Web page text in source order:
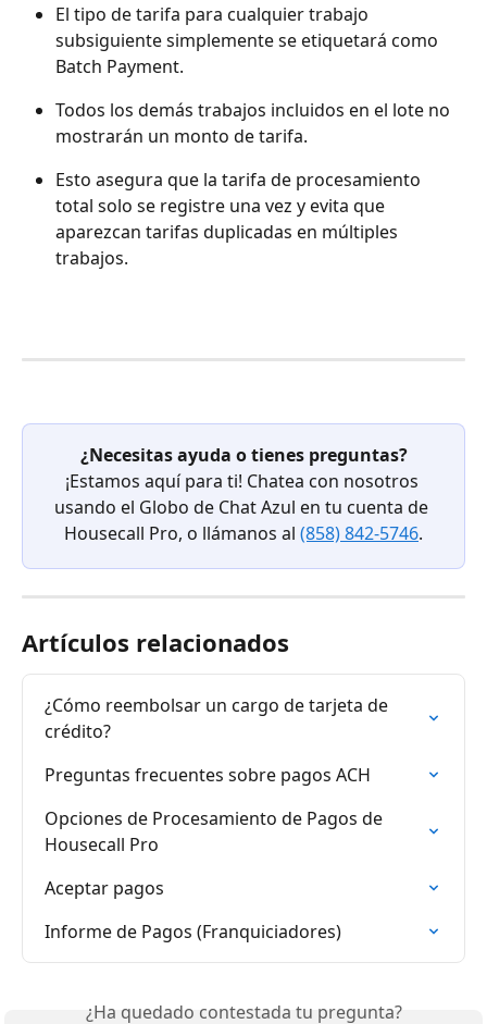
El tipo de tarifa para cualquier trabajo
subsiguiente simplemente se etiquetará como
Batch Payment.
Todos los demás trabajos incluidos en el lote no
mostrarán un monto de tarifa.
Esto asegura que la tarifa de procesamiento
total solo se registre una vez y evita que
aparezcan tarifas duplicadas en múltiples
trabajos.
¿Necesitas ayuda o tienes preguntas?
¡Estamos aquí para ti! Chatea con nosotros
usando el Globo de Chat Azul en tu cuenta de
Housecall Pro, o llámanos al (858) 842-5746.
Artículos relacionados
¿Cómo reembolsar un cargo de tarjeta de
crédito?
Preguntas frecuentes sobre pagos ACH
Opciones de Procesamiento de Pagos de
Housecall Pro
Aceptar pagos
Informe de Pagos (Franquiciadores)
¿Ha quedado contestada tu pregunta?